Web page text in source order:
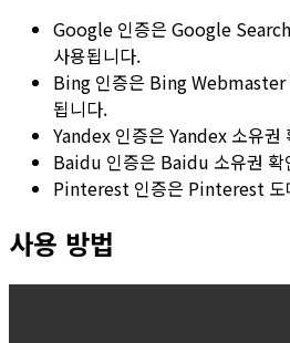
Google 인증은 Google
사용됩니다.
Bing 인증은 Bing Webmaster
됩니다.
Yandex 인증은 Yandex 소유권
Baidu 인증은 Baidu 소유권 확
Pinterest 인증은 Pinterest 도
사용 방법